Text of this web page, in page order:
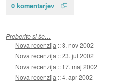
0 komentarjev
Preberite si še…
Nova recenzija ::3. nov 2002
Nova recenzija ::23. jul 2002
Nova recenzija :: 17. maj 2002
Nova recenzija ::4. apr 2002